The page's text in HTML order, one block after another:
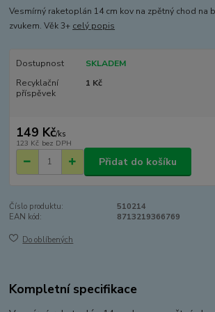
Vesmírný raketoplán 14 cm kov na zpětný chod na
zvukem. Věk 3+ celý popis
Dostupnost
SKLADEM
Recyklační
příspěvek
1 Kč
149 Kč/ks
123 Kč bez DPH
Přidat do košíku
Číslo produktu:
510214
EAN kód:
8713219366769
Do oblíbených
Kompletní specifikace